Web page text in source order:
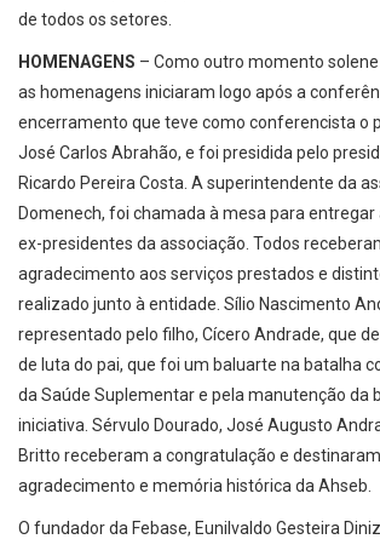
de todos os setores.
HOMENAGENS – Como outro momento
as homenagens iniciaram logo após a
encerramento que teve como conferencista o
José Carlos Abrahão, e foi presidida pelo
Ricardo Pereira Costa. A superintendente da
Domenech, foi chamada à mesa para entregar
ex-presidentes da associação. Todos
agradecimento aos serviços prestados e
realizado junto à entidade. Sílio Nascimento
representado pelo filho, Cícero Andrade, que
de luta do pai, que foi um baluarte na batalha
da Saúde Suplementar e pela manutenção da
iniciativa. Sérvulo Dourado, José Augusto
Britto receberam a congratulação e
agradecimento e memória histórica da Ahseb.
O fundador da Febase, Eunilvaldo Gesteira